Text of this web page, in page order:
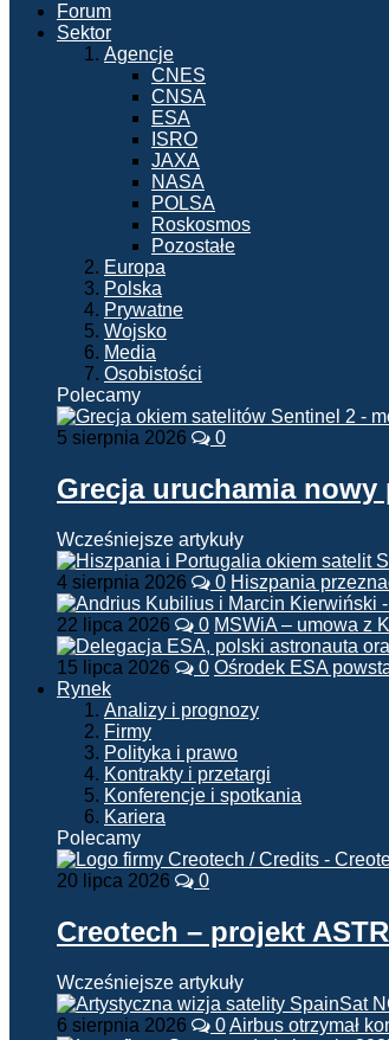
Forum
Sektor
Agencje
CNES
CNSA
ESA
ISRO
JAXA
NASA
POLSA
Roskosmos
Pozostałe
Europa
Polska
Prywatne
Wojsko
Media
Osobistości
Polecamy
5 sierpnia 2026 0
Grecja uruchamia
Wcześniejsze artykuły
4 sierpnia 2026 0 Hiszpania
22 lipca 2026 0 MSWiA – umowa z
15 lipca 2026 0 Ośrodek ESA
Rynek
Analizy i prognozy
Firmy
Polityka i prawo
Kontrakty i przetargi
Konferencje i spotkania
Kariera
Polecamy
20 lipca 2026 0
Creotech – projekt
Wcześniejsze artykuły
6 sierpnia 2026 0Airbus otrzymał